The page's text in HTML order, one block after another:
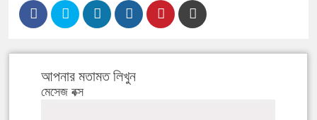
আপনার মতামত লিখুন
মেসেজ বক্স